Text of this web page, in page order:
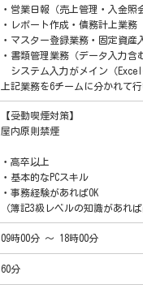
・営業日報（売上管理・入金照
・レポート作成・債務計上業務
・マスター登録業務・固定資産
・書類管理業務（データ入力含
システム入力がメイン（Excel
上記業務を6チームに分かれて行
【受動喫煙対策】
屋内原則禁煙
・高卒以上
・基本的なPCスキル
・事務経験があればOK
（簿記3級レベルの知識があれば
09時00分 ～ 18時00分
60分